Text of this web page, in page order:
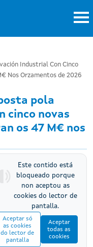
Industrial Con Cinco
Nos Orzamentos de 2026
pola
cinco novas
os 47 M€ nos
Este contido está
bloqueado porque
non aceptou as
cookies do lector de
pantalla.
Aceptar só
as cookies
do lector de
pantalla
Aceptar
todas as
cookies